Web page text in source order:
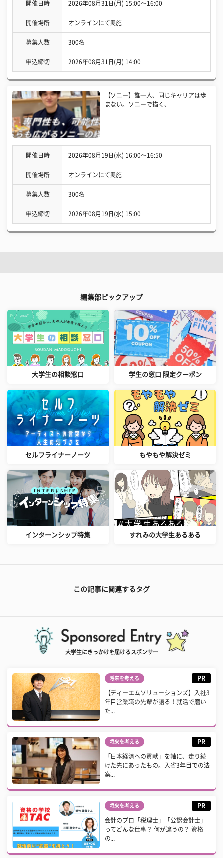
開催日時 2026年08月31日(月) 15:00〜16:00
開催場所 オンラインにて実施
募集人数 300名
申込締切 2026年08月31日(月) 14:00
【ソニー】誰一人、同じキャリアは歩
まない。ソニーで描く、
開催日時 2026年08月19日(水) 16:00〜16:50
開催場所 オンラインにて実施
募集人数 300名
申込締切 2026年08月19日(水) 15:00
編集部ピックアップ
大学生の相談窓口 学生の窓口 限定クーポン
セルフライナーノーツ もやもや解決ゼミ
インターンシップ特集 すれみの大学生あるある
この記事に関連するタグ
大学生にきっかけを届けるスポンサー
将来を考える PR
【ディーエムソリューションズ】入社3
年目営業職の先輩が語る！就活で磨い
た...
将来を考える PR
「日本経済への貢献」を軸に、走り続
けた先にあったもの。入省3年目での法
案...
将来を考える PR
会計のプロ「税理士」「公認会計士」
ってどんな仕事？ 何が違うの？ 資格
の...